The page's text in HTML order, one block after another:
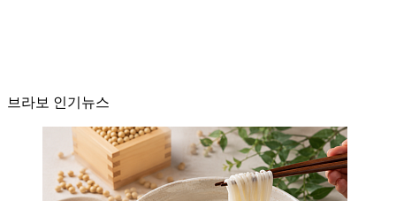
브라보 인기뉴스